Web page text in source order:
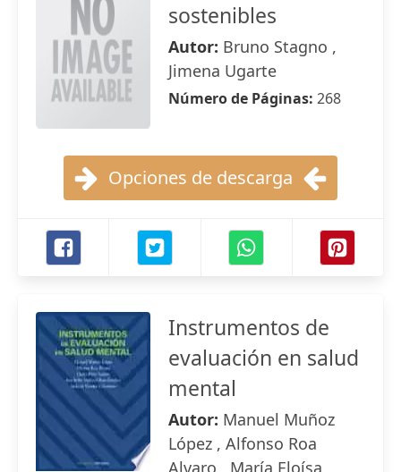
sostenibles
Autor: Bruno Stagno ,
Jimena Ugarte
Número de Páginas: 268
Opciones de descarga
Instrumentos de
evaluación en salud
mental
Autor: Manuel Muñoz
López , Alfonso Roa
Alvaro , María Eloísa